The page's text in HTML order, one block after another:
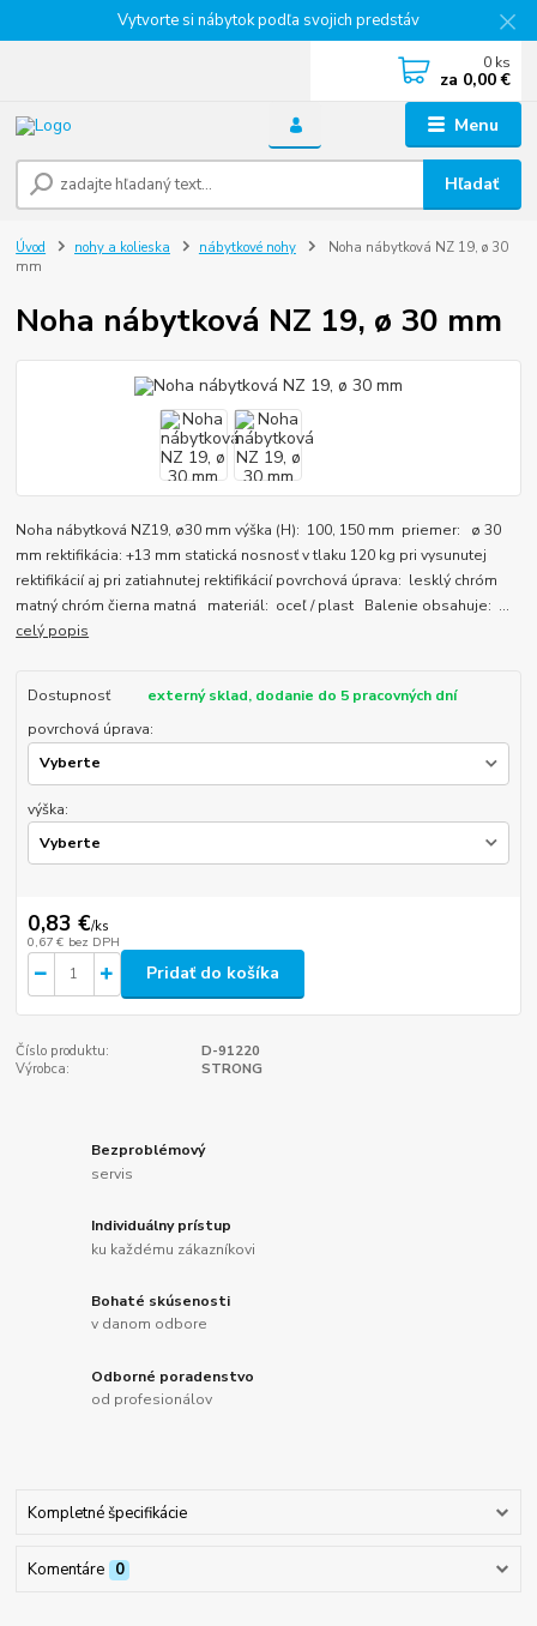
Vytvorte si nábytok podľa svojich predstáv
Menu
Hľadať
0 ks
za 0,00 €
Úvod nohy a kolieska nábytkové nohy
Noha nábytková NZ 19, ø 30
mm
Noha nábytková NZ 19, ø 30 mm
Noha nábytková NZ19, ø30 mm výška (H): 100, 150 mm priemer: ø 30
mm rektifikácia: +13 mm statická nosnosť v tlaku 120 kg pri vysunutej
rektifikácií aj pri zatiahnutej rektifikácií povrchová úprava: lesklý chróm
matný chróm čierna matná materiál: oceľ / plast Balenie obsahuje: ...
celý popis
Dostupnosť
externý sklad, dodanie do 5 pracovných dní
povrchová úprava:
výška:
0,83 €/ks
0,67 € bez DPH
Pridať do košíka
Číslo produktu:
D-91220
Výrobca:
STRONG
Bezproblémový
servis
Individuálny prístup
ku každému zákazníkovi
Bohaté skúsenosti
v danom odbore
Odborné poradenstvo
od profesionálov
Kompletné špecifikácie
Komentáre 0